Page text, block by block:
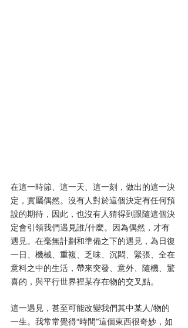
在這一時節、這一天、這一刻，做出的這一決
定，實屬偶然。沒有人對於這個決定有任何預
設的期待，因此，也沒有人猜得到跟隨這個決
定會引領我們遇見誰/什麼。因為偶然，才有
遇見。在毫無計劃和準備之下的遇見，為日復
一日、機械、重複、乏味、沉悶、緊張、全在
意料之中的生活，帶來突發、意外、隨機、驚
喜的，與平行世界裡某存在物的交叉點。
這一遇見，甚至可能改變我們其中某人/物的
一生。我常常覺得“時間”這個東西很奇妙，如